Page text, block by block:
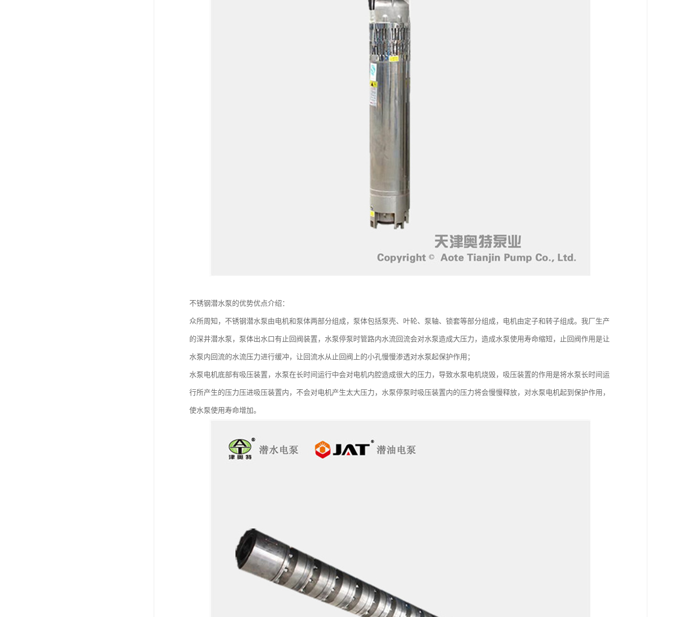
不锈钢潜水泵的优势优点介绍：
众所周知，不锈钢潜水泵由电机和泵体两部分组成，泵体包括泵壳、叶轮、泵轴、锁套等部分组成，电机由定子和转子组成。我厂生产
的深井潜水泵，泵体出水口有止回阀装置，水泵停泵时管路内水流回流会对水泵造成大压力，造成水泵使用寿命缩短，止回阀作用是让
水泵内回流的水流压力进行缓冲，让回流水从止回阀上的小孔慢慢渗透对水泵起保护作用；
水泵电机底部有吸压装置，水泵在长时间运行中会对电机内腔造成很大的压力，导致水泵电机烧毁，吸压装置的作用是将水泵长时间运
行所产生的压力压进吸压装置内，不会对电机产生太大压力，水泵停泵时吸压装置内的压力将会慢慢释放，对水泵电机起到保护作用，
使水泵使用寿命增加。